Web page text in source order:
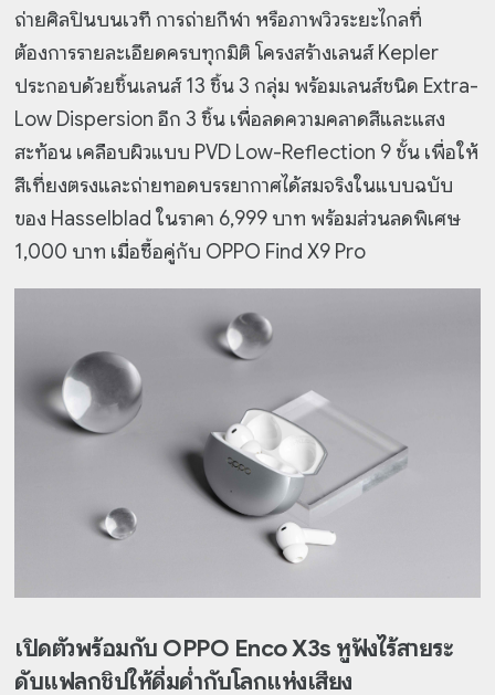
ถ่ายศิลปินบนเวที การถ่ายกีฬา หรือภาพวิวระยะไกลที่
ต้องการรายละเอียดครบทุกมิติ โครงสร้างเลนส์ Kepler
ประกอบด้วยชิ้นเลนส์ 13 ชิ้น 3 กลุ่ม พร้อมเลนส์ชนิด Extra-
Low Dispersion อีก 3 ชิ้น เพื่อลดความคลาดสีและแสง
สะท้อน เคลือบผิวแบบ PVD Low-Reflection 9 ชั้น เพื่อให้
สีเที่ยงตรงและถ่ายทอดบรรยากาศได้สมจริงในแบบฉบับ
ของ Hasselblad ในราคา 6,999 บาท พร้อมส่วนลดพิเศษ
1,000 บาท เมื่อซื้อคู่กับ OPPO Find X9 Pro
เปิดตัวพร้อมกับ OPPO Enco X3s หูฟังไร้สายระ
ดับแฟลกชิปให้ดื่มด่ำกับโลกแห่งเสียง